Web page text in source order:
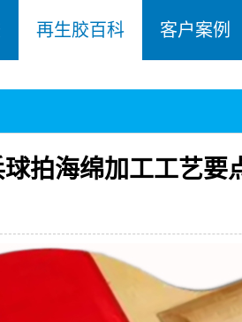
再生胶百科 客户案例
拍海绵加工工艺要